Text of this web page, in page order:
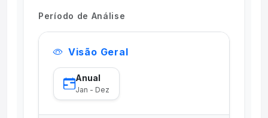
Período de Análise
Visão Geral
Anual
Jan - Dez